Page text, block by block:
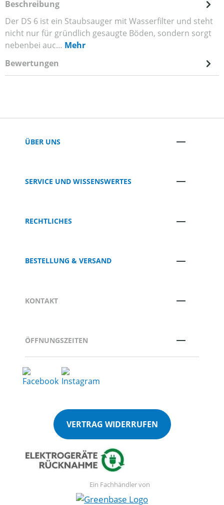
Beschreibung
Der DS 6 ist ein Staubsauger mit Wasserfilter und steht
nicht nur für gründlich gesaugte Böden, sondern sorgt
nebenbei auc… Mehr
Bewertungen
ÜBER UNS
SERVICE UND WISSENSWERTES
RECHTLICHES
BESTELLUNG & VERSAND
KONTAKT
ÖFFNUNGSZEITEN
VERTRAG WIDERRUFEN
Ein Fachhändler von